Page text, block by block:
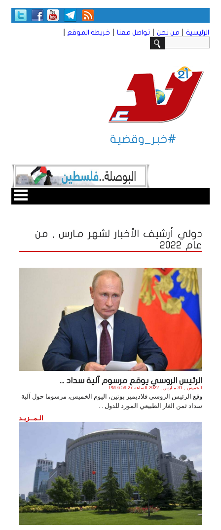
الرئيسية من نحن تواصل معنا خريطة الموقع
#خبر_وقضية
دولي أرشيف الأخبار لشهر مـارس , من
عام 2022
الرئيس الروسي يوقع مرسوم آلية سداد ...
الخميس , 31 مـارس , 2022 الساعة 6:59:27 PM
وقع الرئيس الروسي فلاديمير بوتين، اليوم الخميس، مرسوما حول آلية
سداد ثمن الغاز الطبيعي المورد للدول . .
الـمــزيـد